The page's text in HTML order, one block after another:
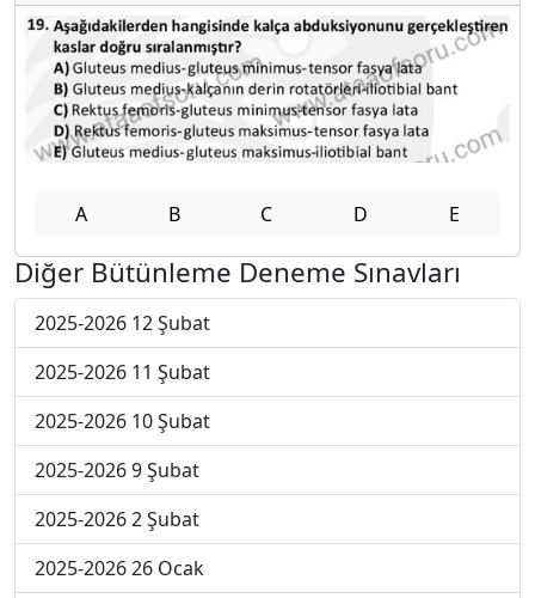
A B C D E
Diğer Bütünleme Deneme Sınavları
2025-2026 12 Şubat
2025-2026 11 Şubat
2025-2026 10 Şubat
2025-2026 9 Şubat
2025-2026 2 Şubat
2025-2026 26 Ocak